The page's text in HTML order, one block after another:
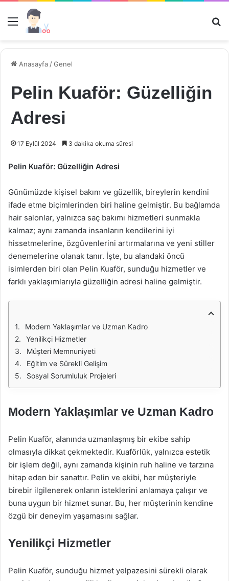
Menü
Anasayfa /Genel
Pelin Kuaför: Güzelliğin
Adresi
17 Eylül 2024 3 dakika okuma süresi
Pelin Kuaför: Güzelliğin Adresi
Günümüzde kişisel bakım ve güzellik, bireylerin kendini
ifade etme biçimlerinden biri haline gelmiştir. Bu bağlamda
hair salonlar, yalnızca saç bakımı hizmetleri sunmakla
kalmaz; aynı zamanda insanların kendilerini iyi
hissetmelerine, özgüvenlerini artırmalarına ve yeni stiller
denemelerine olanak tanır. İşte, bu alandaki öncü
isimlerden biri olan Pelin Kuaför, sunduğu hizmetler ve
farklı yaklaşımlarıyla güzelliğin adresi haline gelmiştir.
Modern Yaklaşımlar ve Uzman Kadro
Yenilikçi Hizmetler
Müşteri Memnuniyeti
Eğitim ve Sürekli Gelişim
Sosyal Sorumluluk Projeleri
Modern Yaklaşımlar ve Uzman Kadro
Pelin Kuaför, alanında uzmanlaşmış bir ekibe sahip
olmasıyla dikkat çekmektedir. Kuaförlük, yalnızca estetik
bir işlem değil, aynı zamanda kişinin ruh haline ve tarzına
hitap eden bir sanattır. Pelin ve ekibi, her müşteriyle
birebir ilgilenerek onların isteklerini anlamaya çalışır ve
buna uygun bir hizmet sunar. Bu, her müşterinin kendine
özgü bir deneyim yaşamasını sağlar.
Yenilikçi Hizmetler
Pelin Kuaför, sunduğu hizmet yelpazesini sürekli olarak